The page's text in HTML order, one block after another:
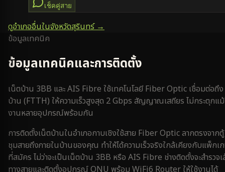
เช็คคู่สาย
ดูอำเภออื่นในจังหวัดสุรินทร์→
ข้อมูลเทคนิค
ข้อมูลเทคนิคและการติดตั้ง
เน็ตบ้าน 3BB และ AIS Fibre ใช้เทคโนโลยี Fiber Optic เชื่อมต่อถึง
บ้าน (FTTH) ให้ความเร็วสูงสุด 2 Gbps สัญญาณเสถียร ไม่กระตุกแ
งานหลายอุปกรณ์พร้อมกัน
การติดตั้งเน็ตบ้านในอำเภอกาบเชิงใช้สาย Fiber Optic ลากตรงจากตู้
ชุมสายถึงภายในบ้านของคุณ ทำให้ได้ความเร็วจริงใกล้เคียงกับแพ็กเ
ที่สมัคร ไม่ว่าจะเป็นเน็ตบ้าน 3BB หรือ AIS Fibre ช่างติดตั้งจะสำรวจ
ทางสายและติดตั้งอุปกรณ์ ONU พร้อม WiFi6 Router ให้ใช้งานได้